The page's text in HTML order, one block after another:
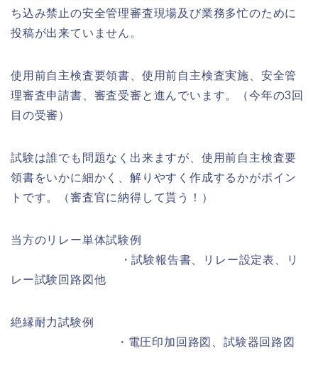
ち込み禁止の安全管理審査現場及び業務多忙のために
投稿が出来ていません。
使用前自主検査要領書、使用前自主検査実施、安全管
理審査申請書、審査受審と進んでいます。（今年の3回
目の受審）
試験は誰でも問題なく出来ますが、使用前自主検査要
領書をいかに細かく、解りやすく作成するかがポイン
トです。（審査官に納得して貰う！）
当方のリレー単体試験例
・試験報告書、リレー設定表、リ
レー試験回路図他
絶縁耐力試験例
・電圧印加回路図、試験器回路図